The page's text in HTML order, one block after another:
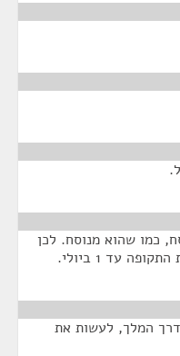
סעיף 38 על הנוסח, כמו שהוא מנוסח. לכן
עד 1 ביולי.
המלך, לעשות את